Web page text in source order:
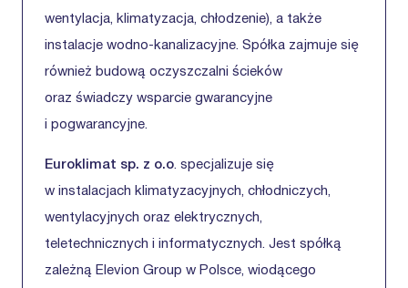
wentylacja, klimatyzacja, chłodzenie), a także
instalacje wodno-kanalizacyjne. Spółka zajmuje się
również budową oczyszczalni ścieków
oraz świadczy wsparcie gwarancyjne
i pogwarancyjne.
Euroklimat sp. z o.o. specjalizuje się
w instalacjach klimatyzacyjnych, chłodniczych,
wentylacyjnych oraz elektrycznych,
teletechnicznych i informatycznych. Jest spółką
zależną Elevion Group w Polsce, wiodącego